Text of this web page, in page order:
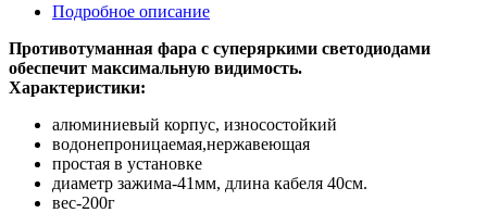
Подробное описание
Противотуманная фара с суперяркими светодиодами
обеспечит максимальную видимость.
Характеристики:
алюминиевый корпус, износостойкий
водонепроницаемая,нержавеющая
простая в установке
диаметр зажима-41мм, длина кабеля 40см.
вес-200г